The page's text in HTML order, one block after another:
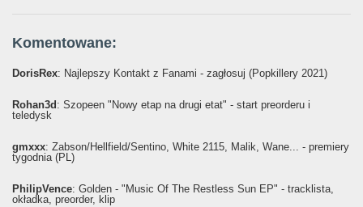
Komentowane:
DorisRex: Najlepszy Kontakt z Fanami - zagłosuj (Popkillery 2021)
Rohan3d : Szopeen "Nowy etap na drugi etat" - start preorderu i
teledysk
gmxxx: Żabson/Hellfield/Sentino, White 2115, Malik, Wane... - premiery
tygodnia (PL)
PhilipVence: Golden - "Music Of The Restless Sun EP" - tracklista,
okładka, preorder, klip